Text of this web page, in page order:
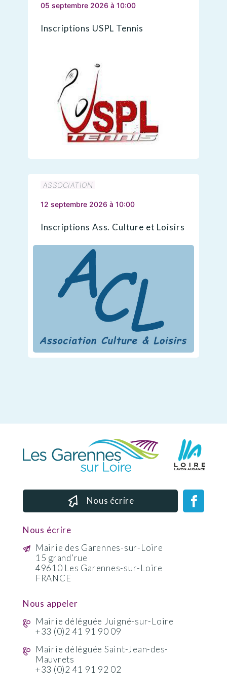
05 septembre 2026 à 10:00
Inscriptions USPL Tennis
ASSOCIATION
12 septembre 2026 à 10:00
Inscriptions Ass. Culture et Loisirs
Nous écrire
Nous écrire
Mairie des Garennes-sur-Loire
15 grand’rue
49610 Les Garennes-sur-Loire
FRANCE
Nous appeler
Mairie déléguée Juigné-sur-Loire
+33 (0)2 41 91 90 09
Mairie déléguée Saint-Jean-des-
Mauvrets
+33 (0)2 41 91 92 02